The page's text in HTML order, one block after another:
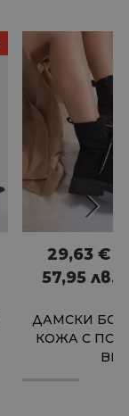
ДАМСКИ
КОЖА С
29,63€
57,95 лв.